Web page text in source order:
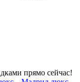
прямо сейчас!